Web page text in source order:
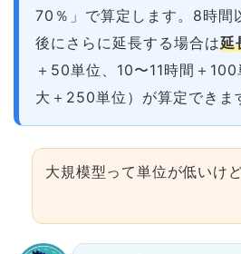
70％」で算定します。8時間
後にさらに延長する場合は延
＋50単位、10〜11時間＋
大＋250単位）が算定できま
大規模型って単位が低いけ